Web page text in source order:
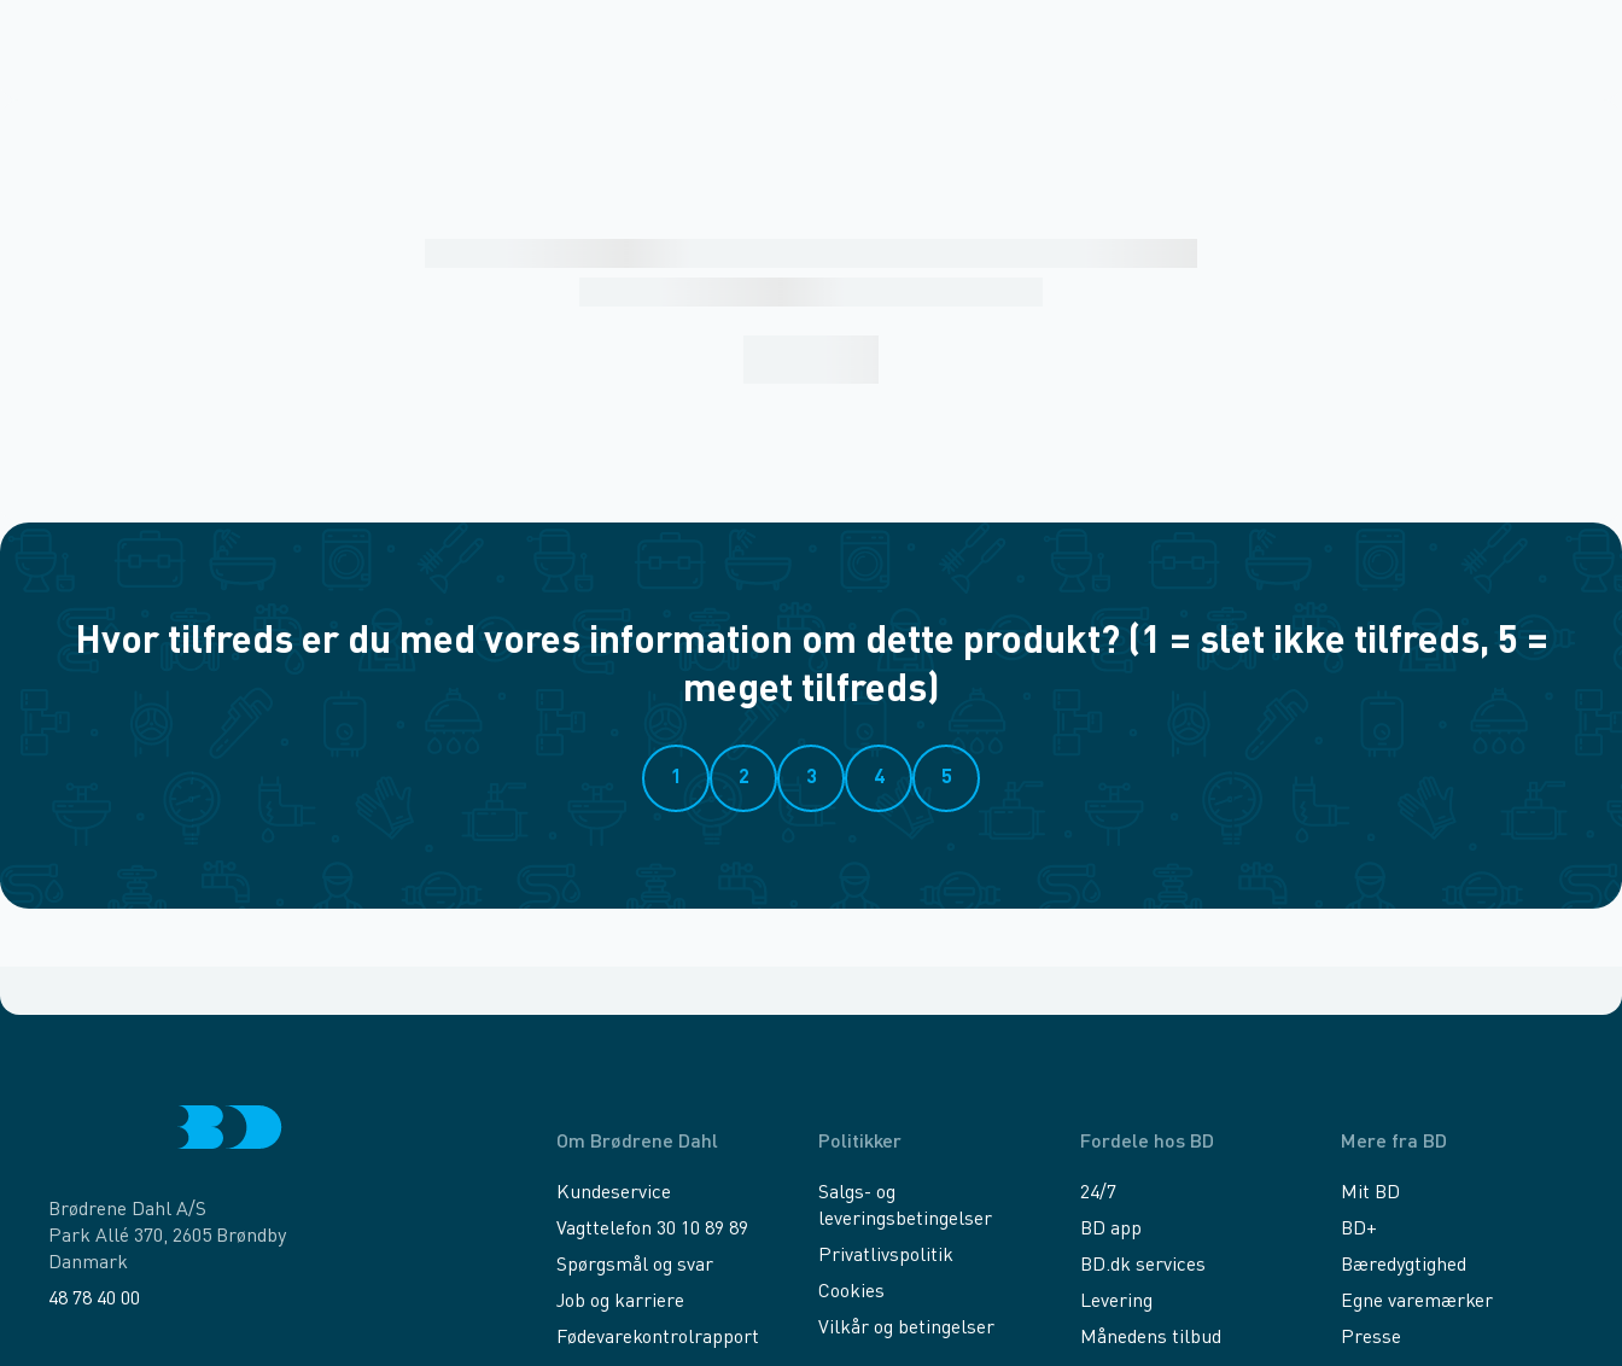
Hvor tilfreds er du med vores information om dette produkt? (1 = slet ikke tilfreds, 5 =
meget tilfreds)
1 2 3 4 5
Brødrene Dahl A/S
Park Allé 370, 2605 Brøndby
Danmark
48 78 40 00
Om Brødrene Dahl
Kundeservice
Vagttelefon 30 10 89 89
Spørgsmål og svar
Job og karriere
Fødevarekontrolrapport
Politikker
Salgs- og
leveringsbetingelser
Privatlivspolitik
Cookies
Vilkår og betingelser
Fordele hos BD
24/7
BD app
BD.dk services
Levering
Månedens tilbud
Mere fra BD
Mit BD
BD+
Bæredygtighed
Egne varemærker
Presse